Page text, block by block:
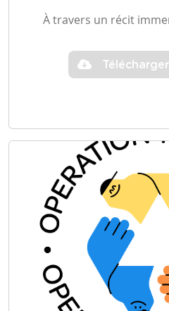
À travers un récit
Télécharger